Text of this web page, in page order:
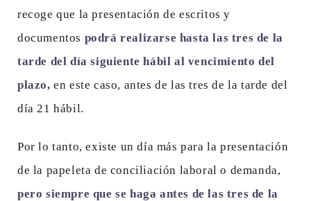
recoge que la presentación de escritos y
documentos podrá realizarse hasta las tres de la
tarde del día siguiente hábil al vencimiento del
plazo, en este caso, antes de las tres de la tarde del
día 21 hábil.
Por lo tanto, existe un día más para la presentación
de la papeleta de conciliación laboral o demanda,
pero siempre que se haga antes de las tres de la